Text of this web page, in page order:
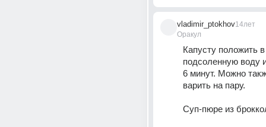
vladimir_ptokhov
Оракул
14лет
Капусту положить
подсоленную воду
6 минут. Можно
варить на пару.
Суп-пюре из